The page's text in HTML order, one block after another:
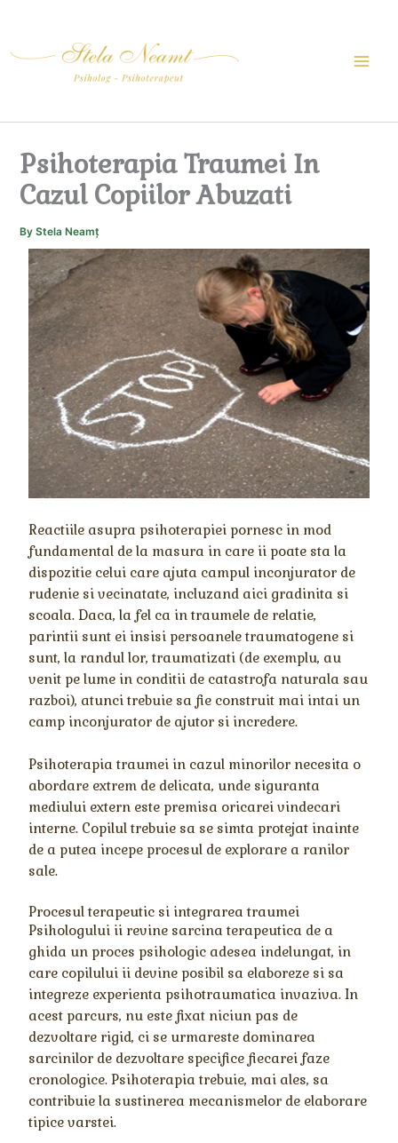
content
Psihoterapia Traumei In
Cazul Copiilor Abuzati
ByStela Neamț
Reactiile asupra psihoterapiei pornesc in mod
fundamental de la masura in care ii poate sta la
dispozitie celui care ajuta campul inconjurator de
rudenie si vecinatate, incluzand aici gradinita si
scoala. Daca, la fel ca in traumele de relatie,
parintii sunt ei insisi persoanele traumatogene si
sunt, la randul lor, traumatizati (de exemplu, au
venit pe lume in conditii de catastrofa naturala sau
razboi), atunci trebuie sa fie construit mai intai un
camp inconjurator de ajutor si incredere.
Psihoterapia traumei in cazul minorilor necesita o
abordare extrem de delicata, unde siguranta
mediului extern este premisa oricarei vindecari
interne. Copilul trebuie sa se simta protejat inainte
de a putea incepe procesul de explorare a ranilor
sale.
Procesul terapeutic si integrarea traumei
Psihologului ii revine sarcina terapeutica de a
ghida un proces psihologic adesea indelungat, in
care copilului ii devine posibil sa elaboreze si sa
integreze experienta psihotraumatica invaziva. In
acest parcurs, nu este fixat niciun pas de
dezvoltare rigid, ci se urmareste dominarea
sarcinilor de dezvoltare specifice fiecarei faze
cronologice. Psihoterapia trebuie, mai ales, sa
contribuie la sustinerea mecanismelor de elaborare
tipice varstei.